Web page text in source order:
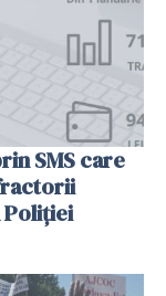
SMS care
Poliției